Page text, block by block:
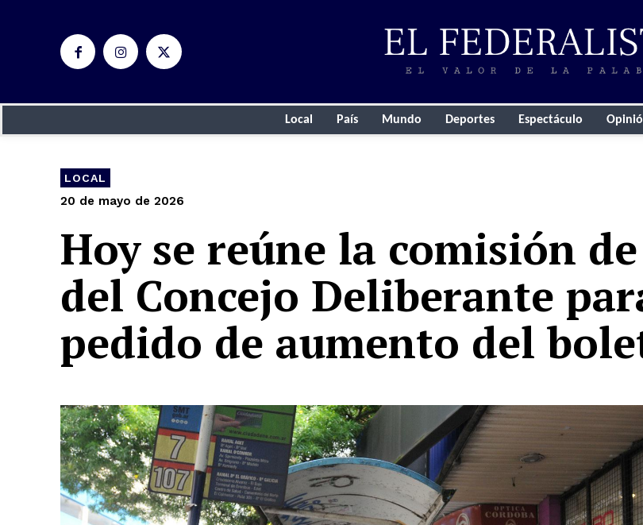
Local País Mundo Deportes Espectáculo
LOCAL
20 de mayo de 2026
Hoy se reúne la comisión
del Concejo Deliberante
pedido de aumento del